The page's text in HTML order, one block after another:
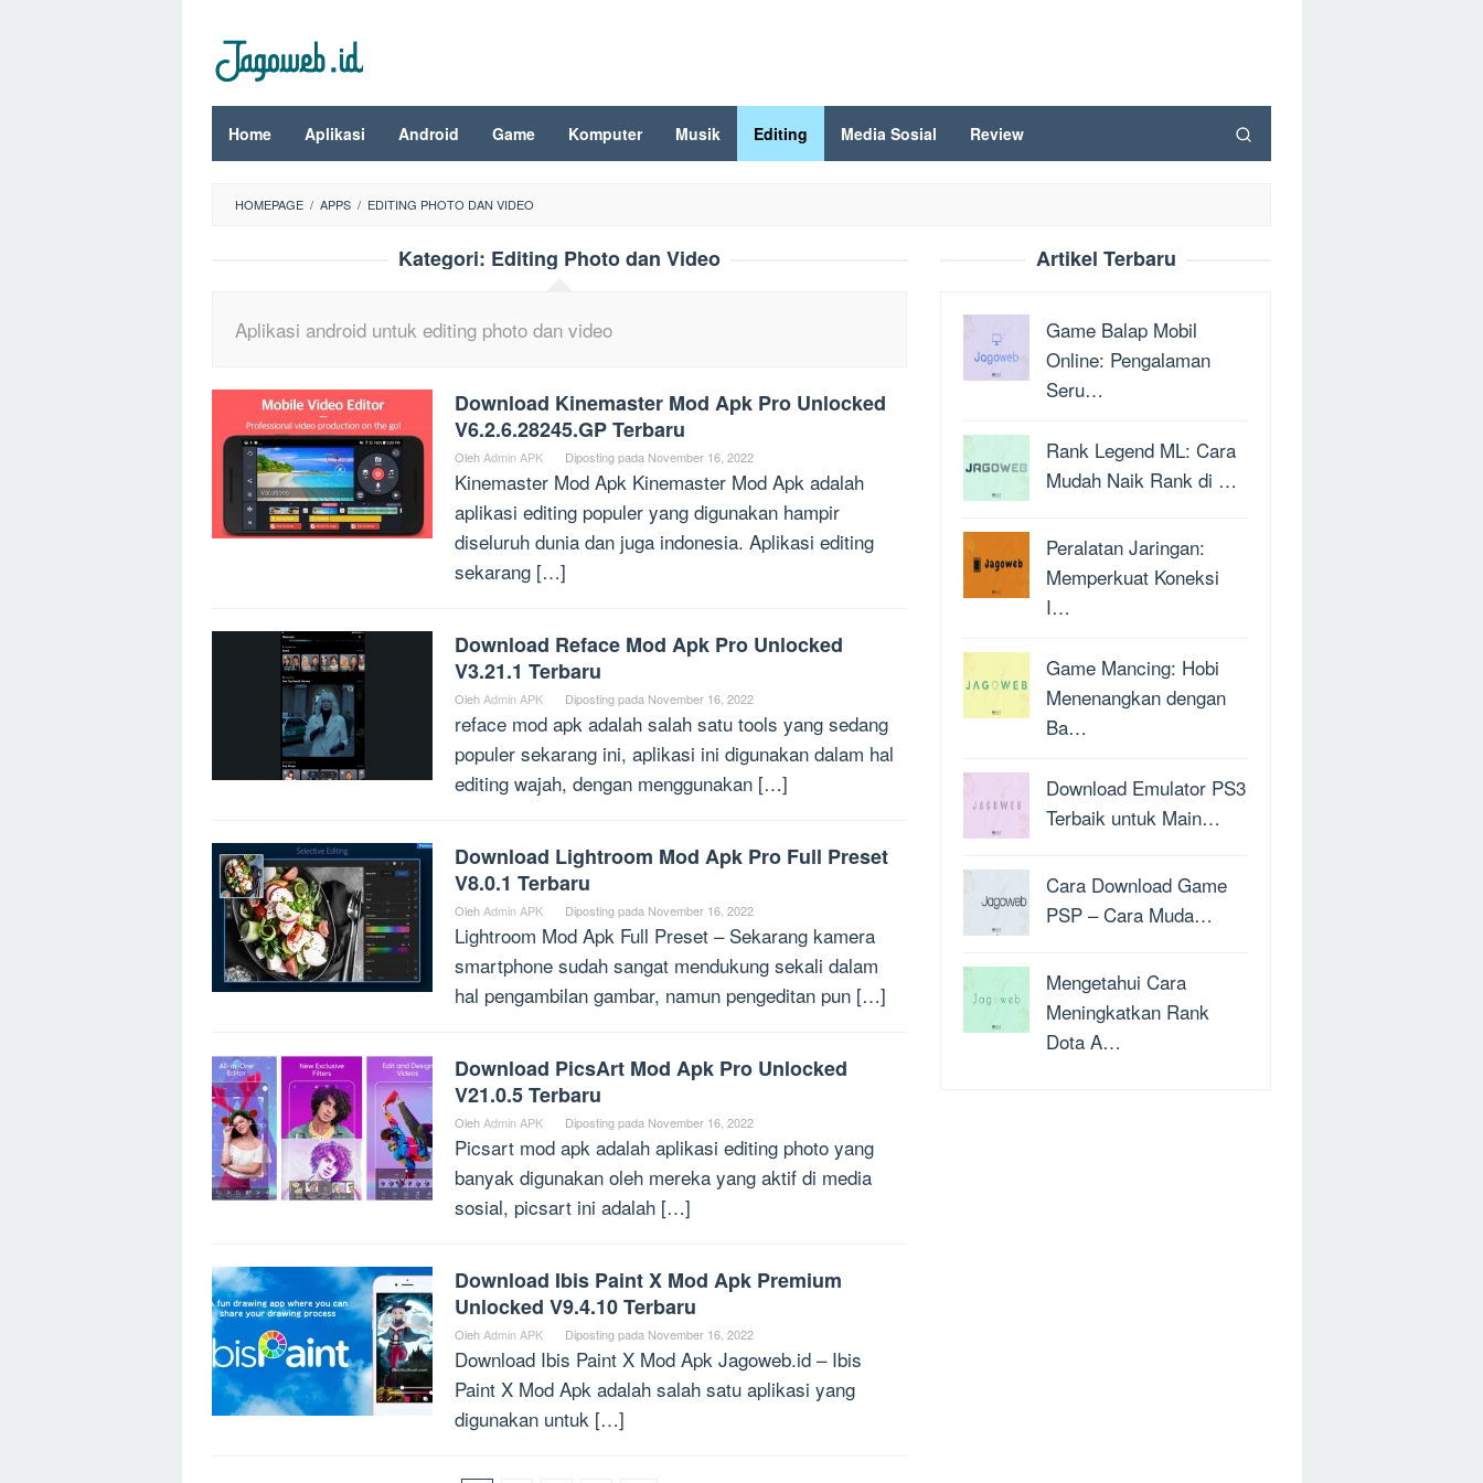
konten
Home Aplikasi Android Game Komputer Musik Editing Media Sosial Review
HOMEPAGE / APPS / EDITING PHOTO DAN VIDEO
Kategori: Editing Photo dan Video
Aplikasi android untuk editing photo dan video
Download Kinemaster Mod Apk Pro Unlocked
V6.2.6.28245.GP Terbaru
Oleh Admin APK Diposting pada November 16, 2022
Kinemaster Mod Apk Kinemaster Mod Apk adalah
aplikasi editing populer yang digunakan hampir
diseluruh dunia dan juga indonesia. Aplikasi editing
sekarang […]
Download Reface Mod Apk Pro Unlocked
V3.21.1 Terbaru
Oleh Admin APK Diposting pada November 16, 2022
reface mod apk adalah salah satu tools yang sedang
populer sekarang ini, aplikasi ini digunakan dalam hal
editing wajah, dengan menggunakan […]
Download Lightroom Mod Apk Pro Full Preset
V8.0.1 Terbaru
Oleh Admin APK Diposting pada November 16, 2022
Lightroom Mod Apk Full Preset – Sekarang kamera
smartphone sudah sangat mendukung sekali dalam
hal pengambilan gambar, namun pengeditan pun […]
Download PicsArt Mod Apk Pro Unlocked
V21.0.5 Terbaru
Oleh Admin APK Diposting pada November 16, 2022
Picsart mod apk adalah aplikasi editing photo yang
banyak digunakan oleh mereka yang aktif di media
sosial, picsart ini adalah […]
Download Ibis Paint X Mod Apk Premium
Unlocked V9.4.10 Terbaru
Oleh Admin APK Diposting pada November 16, 2022
Download Ibis Paint X Mod Apk Jagoweb.id – Ibis
Paint X Mod Apk adalah salah satu aplikasi yang
digunakan untuk […]
Artikel Terbaru
Game Balap Mobil
Online: Pengalaman
Seru…
Rank Legend ML: Cara
Mudah Naik Rank di …
Peralatan Jaringan:
Memperkuat Koneksi
I…
Game Mancing: Hobi
Menenangkan dengan
Ba…
Download Emulator PS3
Terbaik untuk Main…
Cara Download Game
PSP – Cara Muda…
Mengetahui Cara
Meningkatkan Rank
Dota A…